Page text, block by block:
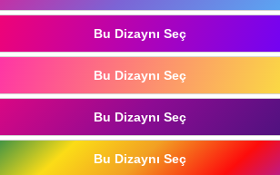
Bu Dizaynı Seç
Bu Dizaynı Seç
Bu Dizaynı Seç
Bu Dizaynı Seç